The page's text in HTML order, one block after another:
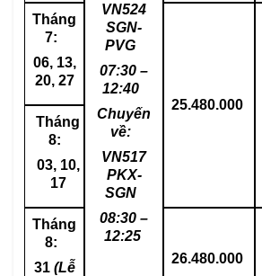
VN524
SGN-
PVG
07:30 –
12:40
Chuyến
về:
VN517
PKX-
SGN
08:30 –
12:25
Tháng
7:
06, 13,
20, 27
25.480.000
Tháng
8:
03, 10,
17
Tháng
8:
31 (Lễ
26.480.000